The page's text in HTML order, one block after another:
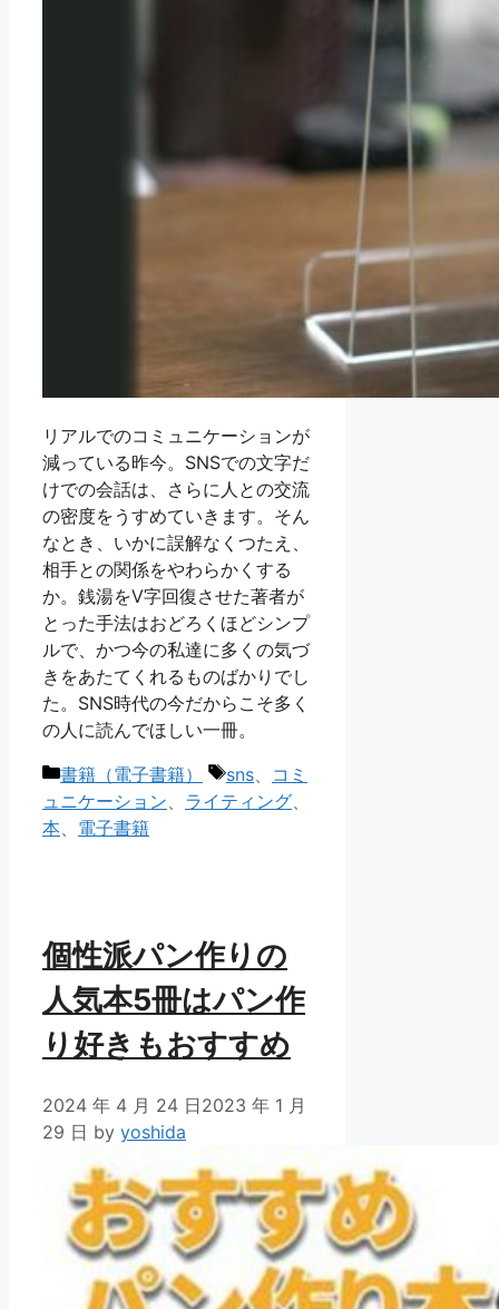
リアルでのコミュニケーションが
減っている昨今。SNSでの文字だ
けでの会話は、さらに人との交流
の密度をうすめていきます。そん
なとき、いかに誤解なくつたえ、
相手との関係をやわらかくする
か。銭湯をV字回復させた著者が
とった手法はおどろくほどシンプ
ルで、かつ今の私達に多くの気づ
きをあたてくれるものばかりでし
た。SNS時代の今だからこそ多く
の人に読んでほしい一冊。
カ
テ
書籍（電子書籍）
タ
グ
sns、 コミ
ュニケーション、 ライティング、
本、 電子書籍
個性派パン作りの
人気本5冊はパン作
り好きもおすすめ
2024 年 4 月 24 日2023 年 1 月
29 日 by yoshida